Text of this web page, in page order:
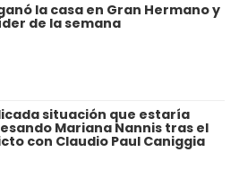
la casa en Gran Hermano y
de la semana
situación que estaría
Mariana Nannis tras el
con Claudio Paul Caniggia